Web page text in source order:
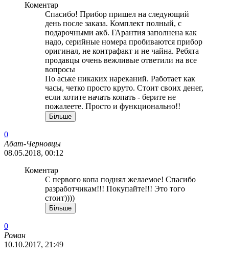
Коментар
Спасибо! Прибор пришел на следующий
день после заказа. Комплект полный, с
подарочными акб. ГАрантия заполнена как
надо, серийные номера пробиваются прибор
оригинал, не контрафакт и не чайна. Ребята
продавцы очень вежливые ответили на все
вопросы
По аське никаких нареканий. Работает как
часы, четко просто круто. Стоит своих денег,
если хотите начать копать - берите не
пожалеете. Просто и функционально!!
Більше
0
Абат-Черновцы
08.05.2018, 00:12
Коментар
С первого копа поднял желаемое! Спасибо
разработчикам!!! Покупайте!!! Это того
стоит))))
Більше
0
Роман
10.10.2017, 21:49